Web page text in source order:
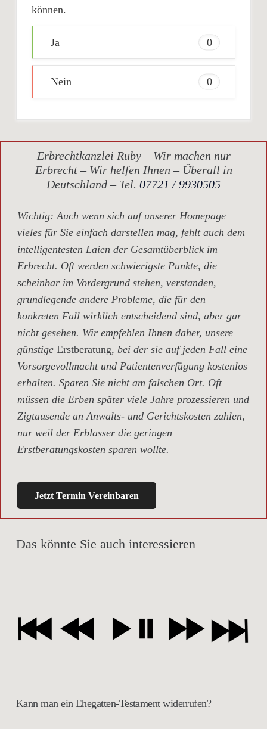
können.
Ja 0
Nein 0
Erbrechtkanzlei Ruby – Wir machen nur
Erbrecht – Wir helfen Ihnen – Überall in
Deutschland – Tel. 07721 / 9930505
Wichtig: Auch wenn sich auf unserer Homepage
vieles für Sie einfach darstellen mag, fehlt auch dem
intelligentesten Laien der Gesamtüberblick im
Erbrecht. Oft werden schwierigste Punkte, die
scheinbar im Vordergrund stehen, verstanden,
grundlegende andere Probleme, die für den
konkreten Fall wirklich entscheidend sind, aber gar
nicht gesehen. Wir empfehlen Ihnen daher, unsere
günstige Erstberatung, bei der sie auf jeden Fall eine
Vorsorgevollmacht und Patientenverfügung kostenlos
erhalten. Sparen Sie nicht am falschen Ort. Oft
müssen die Erben später viele Jahre prozessieren und
Zigtausende an Anwalts- und Gerichtskosten zahlen,
nur weil der Erblasser die geringen
Erstberatungskosten sparen wollte.
Jetzt Termin Vereinbaren
Das könnte Sie auch interessieren
Kann man ein Ehegatten-Testament widerrufen?